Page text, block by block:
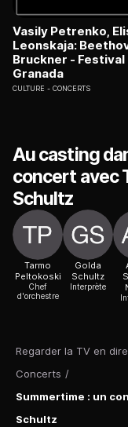
Regarder la TV en
Concerts /
Summertime : un
Schultz
Vasily Petrenko,
Leonskaja:
Bruckner - Festival
Granada
CULTURE CONCERTS
Au casting
concert avec
Schultz
Tarmo
Peltokoski
Chef
d'orchestre
Golda
Schultz
Interprète